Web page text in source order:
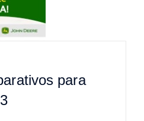
para